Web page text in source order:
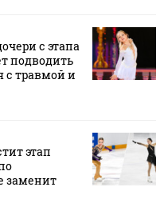
с этапа
подводить
с травмой и
этап
заменит